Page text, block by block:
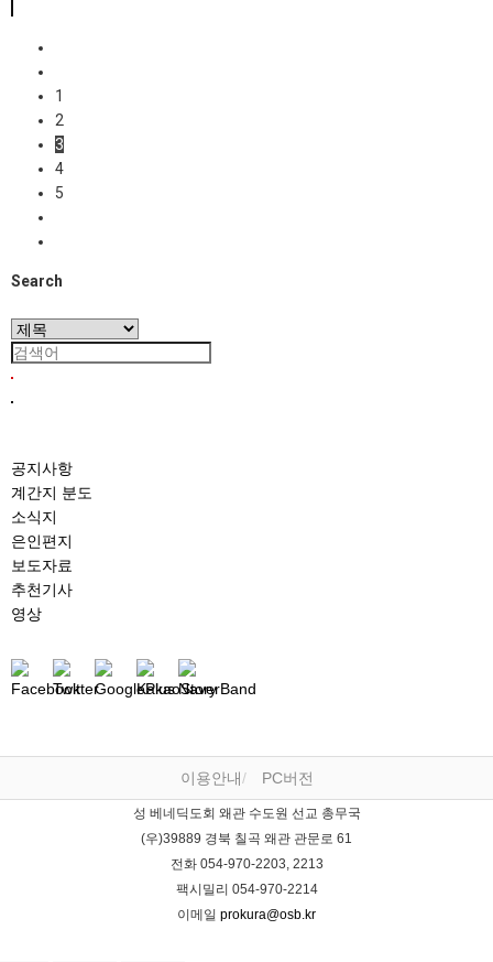
1
2
3
4
5
Search
공지사항
계간지 분도
소식지
은인편지
보도자료
추천기사
영상
이용안내 PC버전
성 베네딕도회 왜관 수도원 선교 총무국
(우)39889 경북 칠곡 왜관 관문로 61
전화 054-970-2203, 2213
팩시밀리 054-970-2214
이메일 prokura@osb.kr